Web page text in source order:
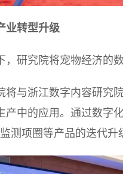
业转型升级
，研究院将宠物经济的
将与浙江数字内容研究
中的应用。通过数字
测项圈等产品的迭代升